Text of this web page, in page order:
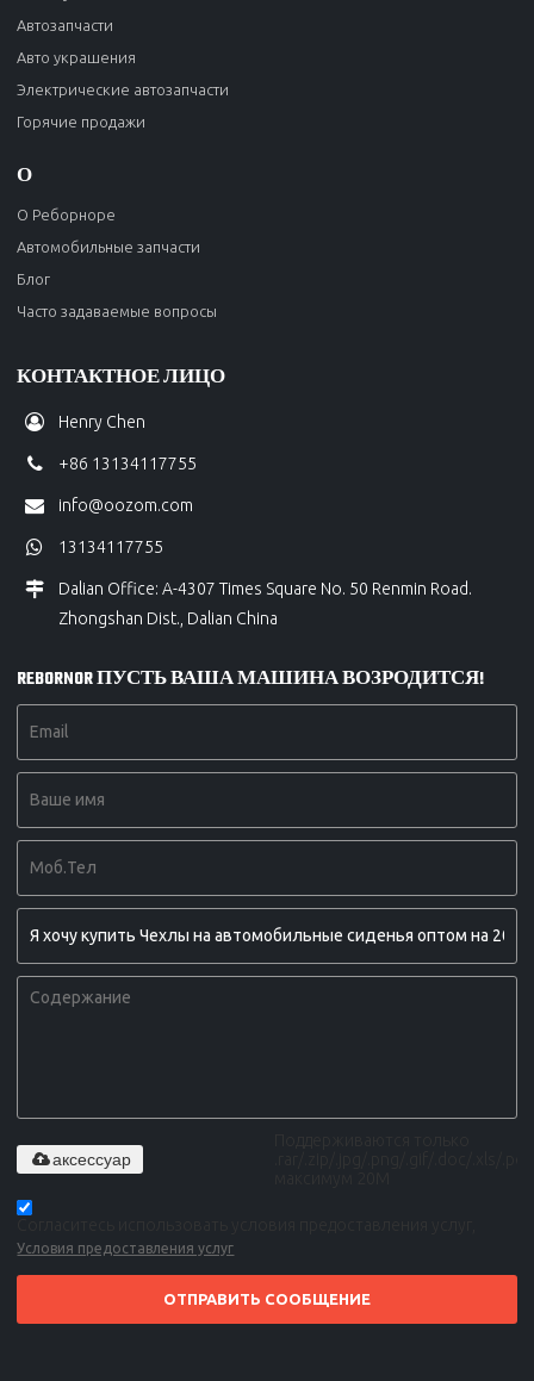
Автозапчасти
Авто украшения
Электрические автозапчасти
Горячие продажи
О
О Реборноре
Автомобильные запчасти
Блог
Часто задаваемые вопросы
КОНТАКТНОЕ ЛИЦО
Henry Chen
+86 13134117755
info@oozom.com
13134117755
Dalian Office: A-4307 Times Square No. 50 Renmin Road.
Zhongshan Dist., Dalian China
REBORNOR ПУСТЬ ВАША МАШИНА ВОЗРОДИТСЯ!
аксессуар
Условия предоставления услуг
ОТПРАВИТЬ СООБЩЕНИЕ